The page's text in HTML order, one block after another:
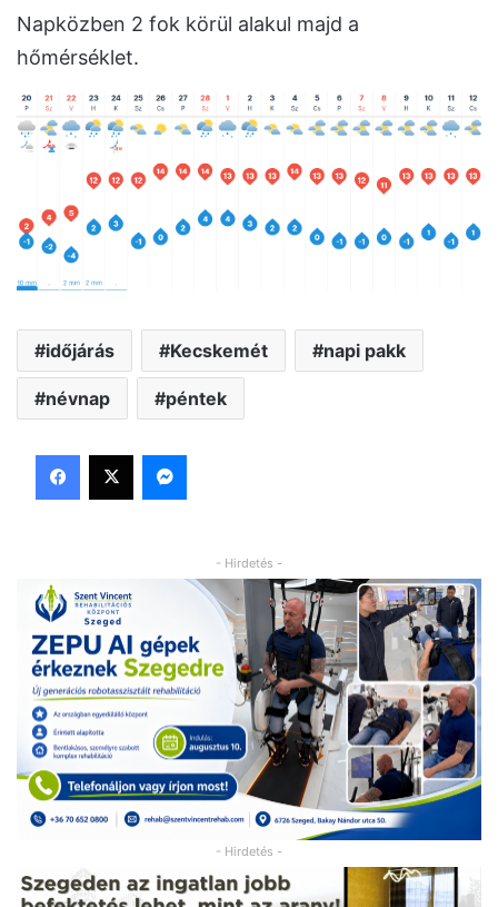
Napközben 2 fok körül alakul majd a
hőmérséklet.
időjárás Kecskemét napi pakk
névnap péntek
Facebook
X Messenger
- Hirdetés -
- Hirdetés -